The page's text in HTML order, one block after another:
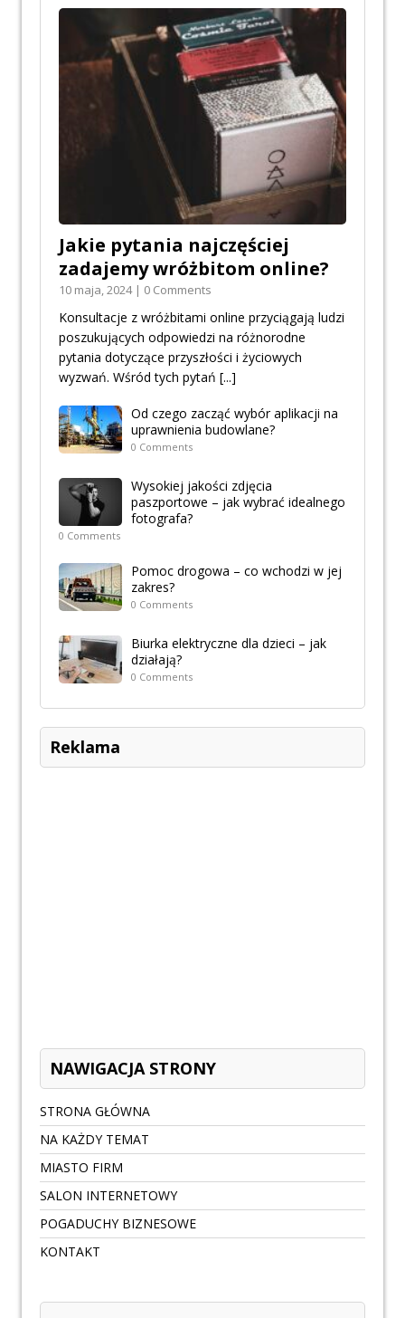
Jakie pytania najczęściej
zadajemy wróżbitom online?
10 maja, 2024 | 0 Comments
Konsultacje z wróżbitami online przyciągają ludzi
poszukujących odpowiedzi na różnorodne
pytania dotyczące przyszłości i życiowych
wyzwań. Wśród tych pytań [...]
Od czego zacząć wybór aplikacji na
uprawnienia budowlane?
0 Comments
Wysokiej jakości zdjęcia
paszportowe – jak wybrać idealnego
fotografa?
0 Comments
Pomoc drogowa – co wchodzi w jej
zakres?
0 Comments
Biurka elektryczne dla dzieci – jak
działają?
0 Comments
Reklama
NAWIGACJA STRONY
STRONA GŁÓWNA
NA KAŻDY TEMAT
MIASTO FIRM
SALON INTERNETOWY
POGADUCHY BIZNESOWE
KONTAKT